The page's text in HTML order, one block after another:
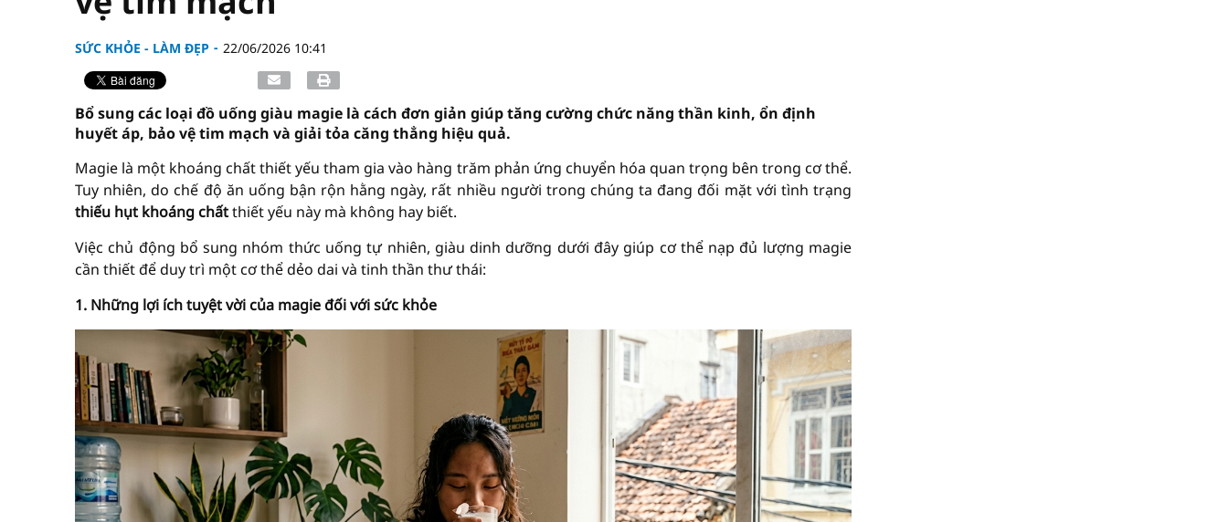
SỨC KHỎE - LÀM ĐẸP 22/06/2026 10:41
Bổ sung các loại đồ uống giàu magie là cách đơn giản giúp tăng cường chức năng thần kinh, ổn định
huyết áp, bảo vệ tim mạch và giải tỏa căng thẳng hiệu quả.
Magie là một khoáng chất thiết yếu tham gia vào hàng trăm phản ứng chuyển hóa quan trọng bên trong cơ thể.
Tuy nhiên, do chế độ ăn uống bận rộn hằng ngày, rất nhiều người trong chúng ta đang đối mặt với tình trạng
thiếu hụt khoáng chấtthiết yếu này mà không hay biết.
Việc chủ động bổ sung nhóm thức uống tự nhiên, giàu dinh dưỡng dưới đây giúp cơ thể nạp đủ lượng magie
cần thiết để duy trì một cơ thể dẻo dai và tinh thần thư thái:
1. Những lợi ích tuyệt vời của magie đối với sức khỏe